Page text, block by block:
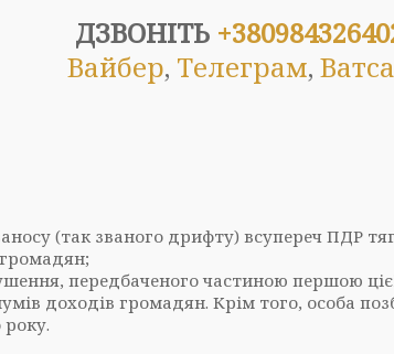
ДЗВОНІТЬ
Вайбер, Телеграм,
(так званого дрифту) всупереч ПДР
передбаченого частиною першою
доходів громадян. Крім того, особа